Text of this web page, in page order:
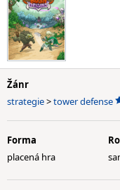
Žánr
strategie>tower defense
Forma
placená hra